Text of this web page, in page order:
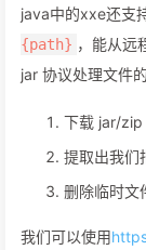
java中的xxe还支
{path} ，能从远
jar 协议处理文件的
下载 jar/zip
提取出我们
删除临时文
我们可以使用